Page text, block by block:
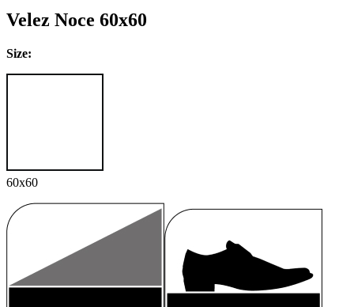
Velez Noce 60x60
Size:
60x60